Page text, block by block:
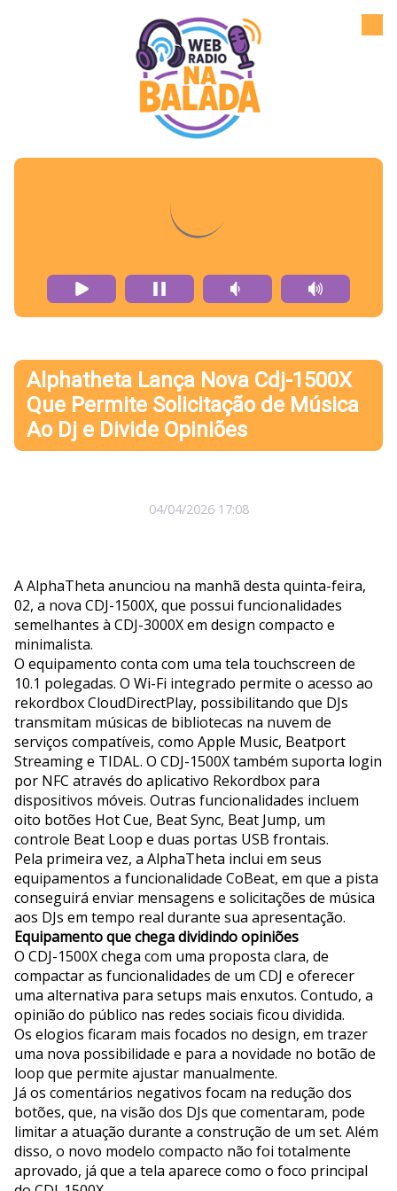
Alphatheta Lança Nova Cdj-1500X
Que Permite Solicitação de Música
Ao Dj e Divide Opiniões
04/04/2026 17:08
A AlphaTheta anunciou na manhã desta quinta-feira,
02, a nova CDJ-1500X, que possui funcionalidades
semelhantes à CDJ-3000X em design compacto e
minimalista.
O equipamento conta com uma tela touchscreen de
10.1 polegadas. O Wi-Fi integrado permite o acesso ao
rekordbox CloudDirectPlay, possibilitando que DJs
transmitam músicas de bibliotecas na nuvem de
serviços compatíveis, como Apple Music, Beatport
Streaming e TIDAL. O CDJ-1500X também suporta login
por NFC através do aplicativo Rekordbox para
dispositivos móveis. Outras funcionalidades incluem
oito botões Hot Cue, Beat Sync, Beat Jump, um
controle Beat Loop e duas portas USB frontais.
Pela primeira vez, a AlphaTheta inclui em seus
equipamentos a funcionalidade CoBeat, em que a pista
conseguirá enviar mensagens e solicitações de música
aos DJs em tempo real durante sua apresentação.
Equipamento que chega dividindo opiniões
O CDJ-1500X chega com uma proposta clara, de
compactar as funcionalidades de um CDJ e oferecer
uma alternativa para setups mais enxutos. Contudo, a
opinião do público nas redes sociais ficou dividida.
Os elogios ficaram mais focados no design, em trazer
uma nova possibilidade e para a novidade no botão de
loop que permite ajustar manualmente.
Já os comentários negativos focam na redução dos
botões, que, na visão dos DJs que comentaram, pode
limitar a atuação durante a construção de um set. Além
disso, o novo modelo compacto não foi totalmente
aprovado, já que a tela aparece como o foco principal